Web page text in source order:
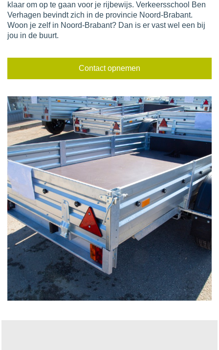
klaar om op te gaan voor je rijbewijs. Verkeersschool Ben
Verhagen bevindt zich in de provincie Noord-Brabant.
Woon je zelf in Noord-Brabant? Dan is er vast wel een bij
jou in de buurt.
Contact opnemen